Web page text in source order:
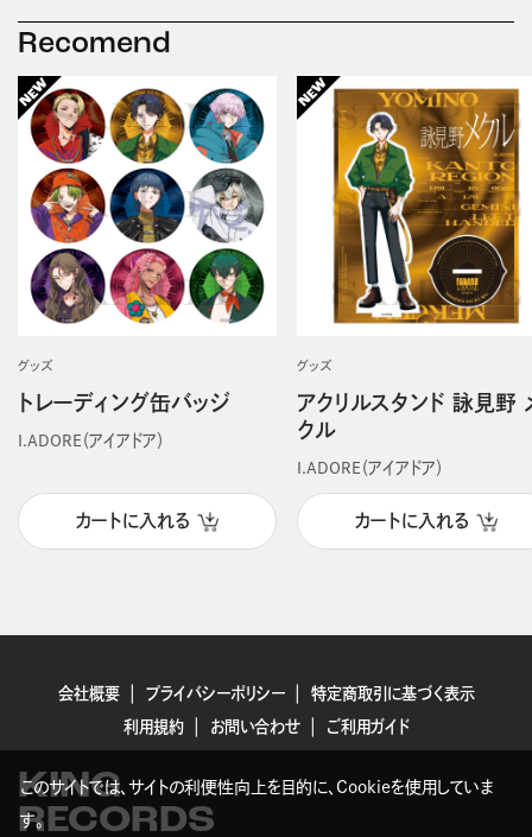
Recomend
グッズ
トレーディング缶バッジ
I.ADORE（アイアドア）
カートに入れる
グッズ
アクリルスタンド 詠見野
クル
I.ADORE（アイアドア）
カートに入れる
会社概要 プライバシーポリシー
特定商取引に基づく表示
利用規約
お問い合わせ ご利用ガイド
KING
RECORDS
このサイトでは、サイトの利便性向上を目的に、Cookieを使用していま
す。